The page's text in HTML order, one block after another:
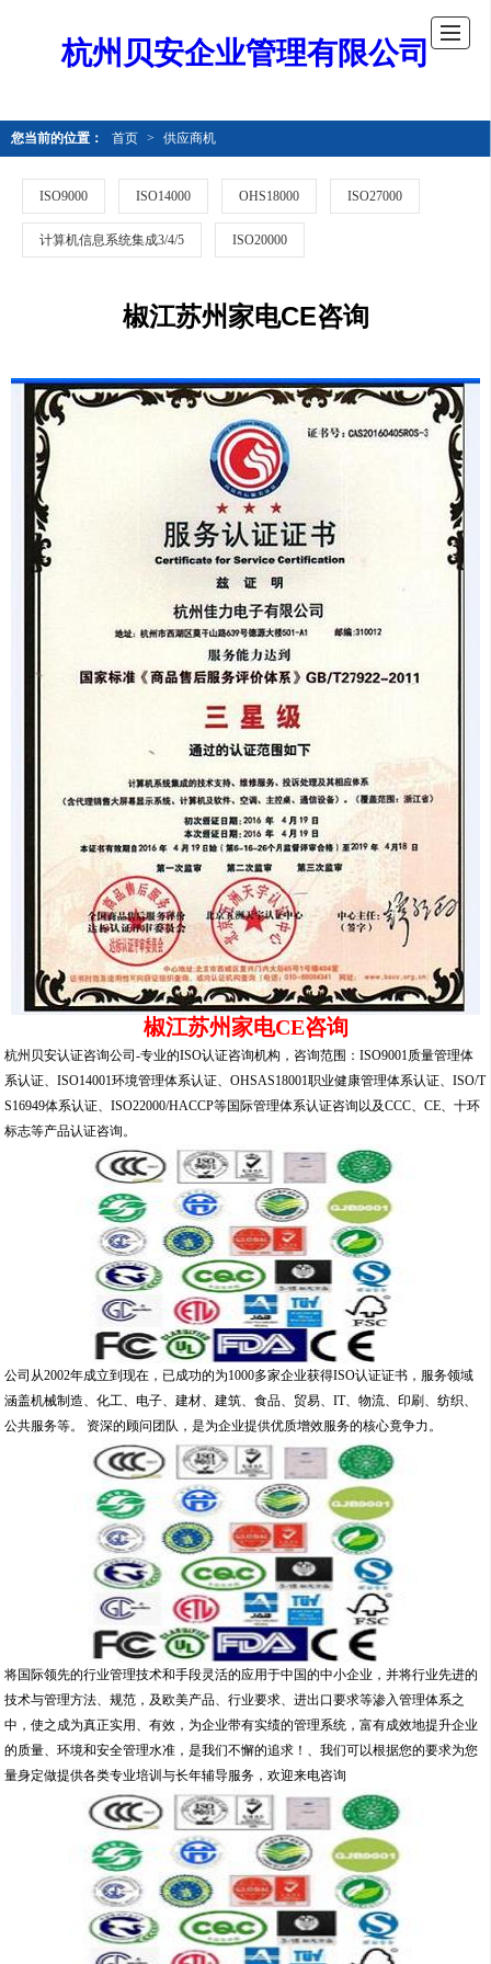
杭州贝安企业管理有限公司
您当前的位置： 首页 > 供应商机
ISO9000 ISO14000 OHS18000 ISO27000
计算机信息系统集成3/4/5 ISO20000
椒江苏州家电CE咨询
椒江苏州家电CE咨询
杭州贝安认证咨询公司-专业的ISO认证咨询机构，咨询范围：ISO9001质量管理体
系认证、ISO14001环境管理体系认证、OHSAS18001职业健康管理体系认证、ISO/T
S16949体系认证、ISO22000/HACCP等国际管理体系认证咨询以及CCC、CE、十环
标志等产品认证咨询。
公司从2002年成立到现在，已成功的为1000多家企业获得ISO认证证书，服务领域
涵盖机械制造、化工、电子、建材、建筑、食品、贸易、IT、物流、印刷、纺织、
公共服务等。 资深的顾问团队，是为企业提供优质增效服务的核心竟争力。
将国际领先的行业管理技术和手段灵活的应用于中国的中小企业，并将行业先进的
技术与管理方法、规范，及欧美产品、行业要求、进出口要求等渗入管理体系之
中，使之成为真正实用、有效，为企业带有实绩的管理系统，富有成效地提升企业
的质量、环境和安全管理水准，是我们不懈的追求！、我们可以根据您的要求为您
量身定做提供各类专业培训与长年辅导服务，欢迎来电咨询